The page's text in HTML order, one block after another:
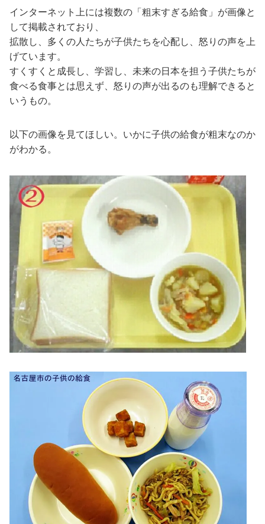
インターネット上には複数の「粗末すぎる給食」が画像と
して掲載されており、
拡散し、多くの人たちが子供たちを心配し、怒りの声を上
げています。
すくすくと成長し、学習し、未来の日本を担う子供たちが
食べる食事とは思えず、怒りの声が出るのも理解できると
いうもの。
以下の画像を見てほしい。いかに子供の給食が粗末なのか
がわかる。